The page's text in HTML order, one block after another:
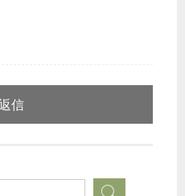
信